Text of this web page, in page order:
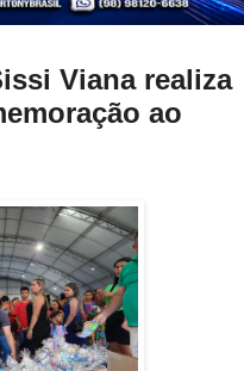
Viana realiza
ao